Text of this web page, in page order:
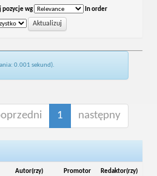
pozycje wg In order
0.001 sekund).
1 następny
Autor(rzy) Promotor Redaktor(rzy)